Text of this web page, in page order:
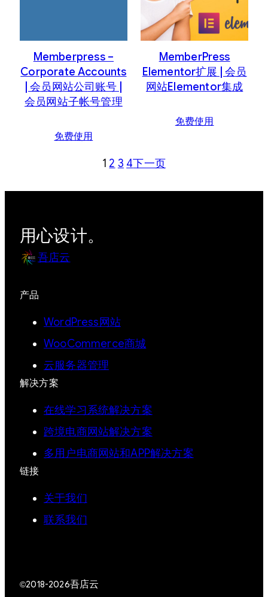
Memberpress –
Corporate Accounts
| 会员网站公司账号 |
会员网站子帐号管理
免费使用
MemberPress
Elementor扩展 | 会员
网站Elementor集成
免费使用
1 2 3 4下一页
用心设计。
吾店云
产品
WordPress网站
WooCommerce商城
云服务器管理
解决方案
在线学习系统解决方案
跨境电商网站解决方案
多用户电商网站和APP解决方案
链接
关于我们
联系我们
©2018-2026吾店云